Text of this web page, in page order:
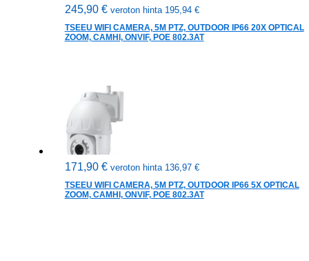
245,90 € veroton hinta 195,94 €
TSEEU WIFI CAMERA, 5M PTZ, OUTDOOR IP66 20X OPTICAL
ZOOM, CAMHI, ONVIF, POE 802.3AT
171,90 € veroton hinta 136,97 €
TSEEU WIFI CAMERA, 5M PTZ, OUTDOOR IP66 5X OPTICAL
ZOOM, CAMHI, ONVIF, POE 802.3AT